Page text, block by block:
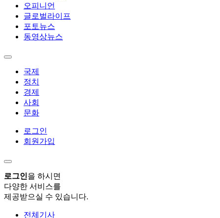
오피니언
글로벌라이프
포토뉴스
동영상뉴스
국제
정치
경제
사회
문화
로그인
회원가입
로그인을 하시면
다양한 서비스를
제공받으실 수 있습니다.
전체기사